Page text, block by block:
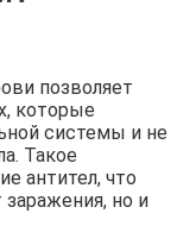
позволяет
которые
системы и не
Такое
антител, что
заражения, но и